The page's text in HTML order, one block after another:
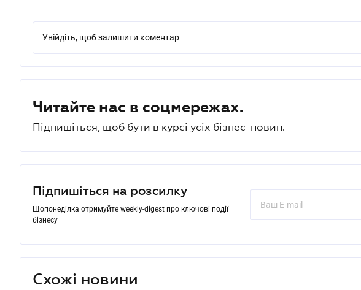
Увійдіть, щоб залишити коментар
Читайте нас в соцмережах.
Підпишіться, щоб бути в курсі усіх бізнес-новин.
Підпишіться на розсилку
Щопонеділка отримуйте weekly-digest про ключові події
бізнесу
Схожі новини